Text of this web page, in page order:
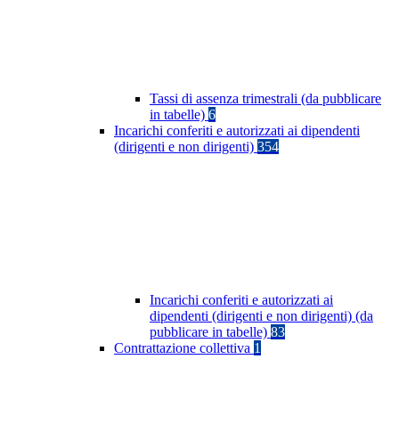
Tassi di assenza trimestrali (da pubblicare
in tabelle) 6
Incarichi conferiti e autorizzati ai dipendenti
(dirigenti e non dirigenti) 354
Incarichi conferiti e autorizzati ai
dipendenti (dirigenti e non dirigenti) (da
pubblicare in tabelle) 83
Contrattazione collettiva 1